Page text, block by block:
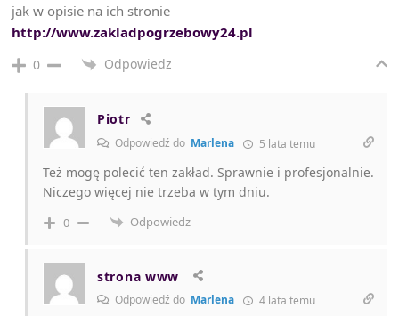
jak w opisie na ich stronie
http://www.zakladpogrzebowy24.pl
0 Odpowiedz
Piotr
Odpowiedź do Marlena 5 lata temu
Też mogę polecić ten zakład. Sprawnie i profesjonalnie.
Niczego więcej nie trzeba w tym dniu.
0 Odpowiedz
strona www
Odpowiedź do Marlena 4 lata temu